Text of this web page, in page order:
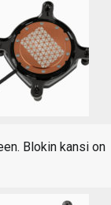
Blokin kansi on